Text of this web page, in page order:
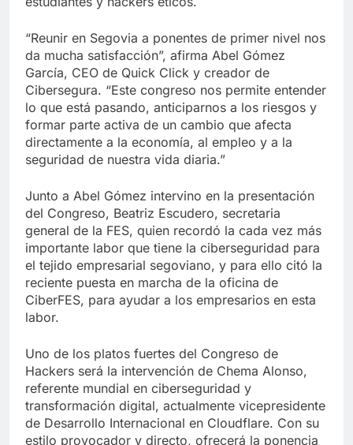
“Reunir en Segovia a ponentes de primer nivel nos
da mucha satisfacción”, afirma Abel Gómez
García, CEO de Quick Click y creador de
Cibersegura. “Este congreso nos permite entender
lo que está pasando, anticiparnos a los riesgos y
formar parte activa de un cambio que afecta
directamente a la economía, al empleo y a la
seguridad de nuestra vida diaria.”
Junto a Abel Gómez intervino en la presentación
del Congreso, Beatriz Escudero, secretaria
general de la FES, quien recordó la cada vez más
importante labor que tiene la ciberseguridad para
el tejido empresarial segoviano, y para ello citó la
reciente puesta en marcha de la oficina de
CiberFES, para ayudar a los empresarios en esta
labor.
Uno de los platos fuertes del Congreso de
Hackers será la intervención de Chema Alonso,
referente mundial en ciberseguridad y
transformación digital, actualmente vicepresidente
de Desarrollo Internacional en Cloudflare. Con su
estilo provocador y directo, ofrecerá la ponencia